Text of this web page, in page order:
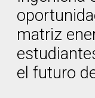
matriz
el futuro